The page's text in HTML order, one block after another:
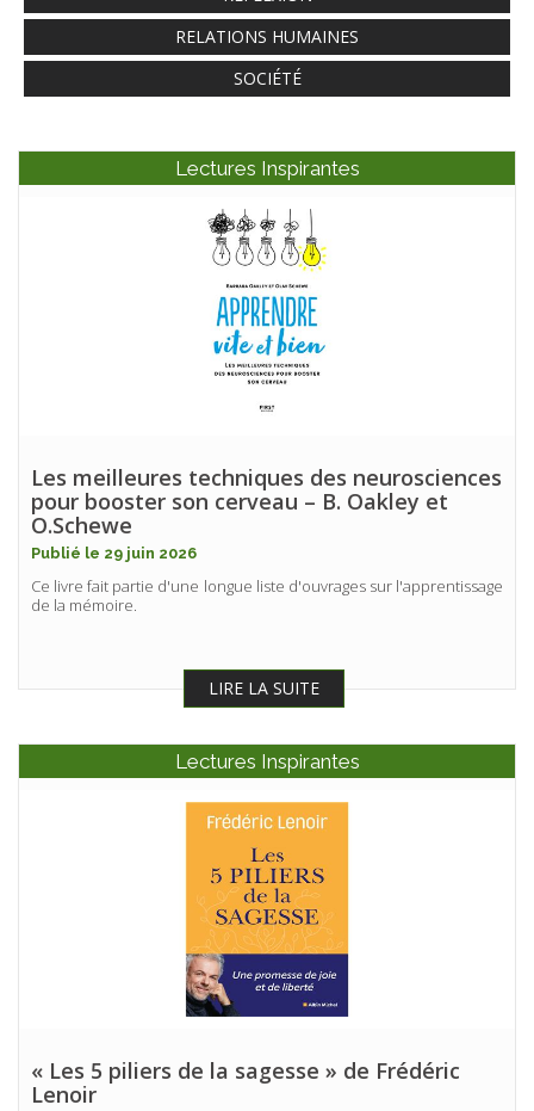
RELATIONS HUMAINES
SOCIÉTÉ
Lectures Inspirantes
Les meilleures techniques des neurosciences
pour booster son cerveau – B. Oakley et
O.Schewe
Publié le 29 juin 2026
Ce livre fait partie d'une longue liste d'ouvrages sur l'apprentissage
de la mémoire.
LIRE LA SUITE
Lectures Inspirantes
« Les 5 piliers de la sagesse » de Frédéric
Lenoir